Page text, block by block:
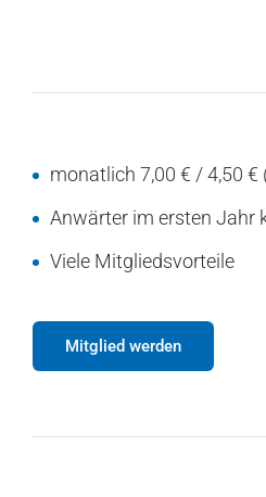
monatlich 7,00 € / 4,50 €
Anwärter im ersten Jahr
Viele Mitgliedsvorteile
Mitglied werden